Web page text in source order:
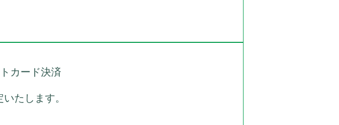
カード決済
たします。